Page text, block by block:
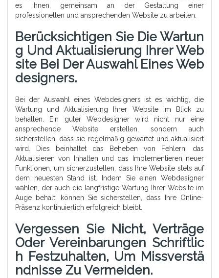
es Ihnen, gemeinsam an der Gestaltung einer
professionellen und ansprechenden Website zu arbeiten.
Berücksichtigen Sie Die Wartun
G Und Aktualisierung Ihrer Web
Site Bei Der Auswahl Eines Web
Designers.
Bei der Auswahl eines Webdesigners ist es wichtig, die
Wartung und Aktualisierung Ihrer Website im Blick zu
behalten. Ein guter Webdesigner wird nicht nur eine
ansprechende Website erstellen, sondern auch
sicherstellen, dass sie regelmäßig gewartet und aktualisiert
wird. Dies beinhaltet das Beheben von Fehlern, das
Aktualisieren von Inhalten und das Implementieren neuer
Funktionen, um sicherzustellen, dass Ihre Website stets auf
dem neuesten Stand ist. Indem Sie einen Webdesigner
wählen, der auch die langfristige Wartung Ihrer Website im
Auge behält, können Sie sicherstellen, dass Ihre Online-
Präsenz kontinuierlich erfolgreich bleibt.
Vergessen Sie Nicht, Verträge
Oder Vereinbarungen Schriftlic
H Festzuhalten, Um Missverstä
Ndnisse Zu Vermeiden.